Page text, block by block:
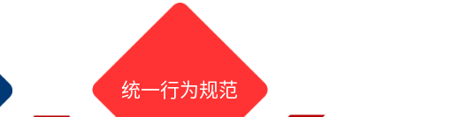
统一行为规范